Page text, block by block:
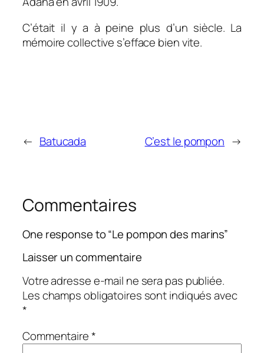
C’était il y a à peine plus d’un siècle. La
mémoire collective s’efface bien vite.
← Batucada C’est le pompon →
Commentaires
One response to “Le pompon des marins”
Laisser un commentaire
Votre adresse e-mail ne sera pas publiée.
Les champs obligatoires sont indiqués avec
*
Commentaire*